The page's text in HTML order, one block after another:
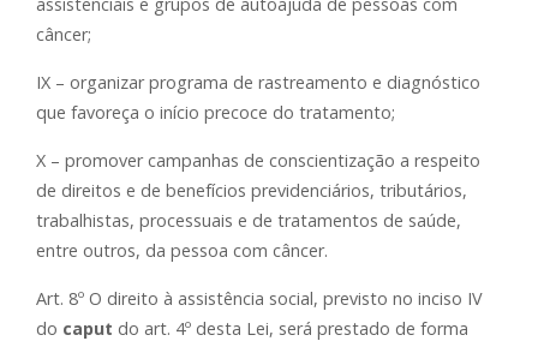
câncer;
IX – organizar programa de rastreamento e diagnóstico
que favoreça o início precoce do tratamento;
X – promover campanhas de conscientização a respeito
de direitos e de benefícios previdenciários, tributários,
trabalhistas, processuais e de tratamentos de saúde,
entre outros, da pessoa com câncer.
Art. 8º O direito à assistência social, previsto no inciso IV
do caput do art. 4º desta Lei, será prestado de forma